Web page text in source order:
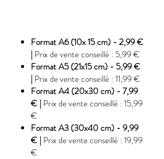
Format A6 (10x 15 cm) - 2,99 €
| Prix de vente conseillé : 5,99 €
Format A5 (21x15 cm) - 5,99 €
| Prix de vente conseillé : 11,99 €
Format A4 (20x30 cm) - 7,99
€ | Prix de vente conseillé : 15,99
€
Format A3 (30x40 cm) - 9,99
€ | Prix de vente conseillé : 19,99
€